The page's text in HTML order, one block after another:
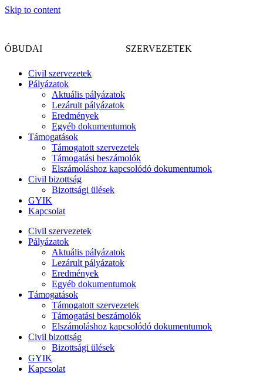
Skip to content
ÓBUDAI SZERVEZETEK
Civil szervezetek
Pályázatok
Aktuális pályázatok
Lezárult pályázatok
Eredmények
Egyéb dokumentumok
Támogatások
Támogatott szervezetek
Támogatási beszámolók
Elszámoláshoz kapcsolódó dokumentumok
Civil bizottság
Bizottsági ülések
GYIK
Kapcsolat
Civil szervezetek
Pályázatok
Aktuális pályázatok
Lezárult pályázatok
Eredmények
Egyéb dokumentumok
Támogatások
Támogatott szervezetek
Támogatási beszámolók
Elszámoláshoz kapcsolódó dokumentumok
Civil bizottság
Bizottsági ülések
GYIK
Kapcsolat